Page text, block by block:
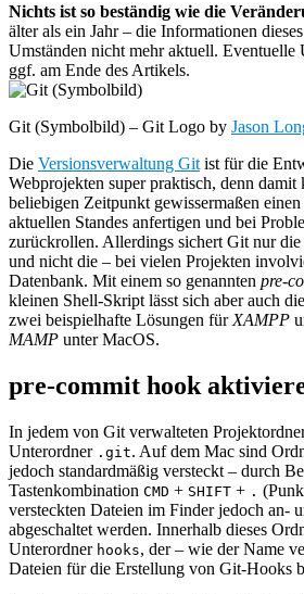
Nichts ist so beständig wie die
älter als ein Jahr – die Informationen
Umständen nicht mehr aktuell. Eventuelle
ggf. am Ende des Artikels.
Git (Symbolbild) – Git Logo by Jason
Die Versionsverwaltung Git ist für die
Webprojekten super praktisch, denn damit
beliebigen Zeitpunkt gewissermaßen einen
aktuellen Standes anfertigen und bei
zurückrollen. Allerdings sichert Git nur
und nicht die – bei vielen Projekten
Datenbank. Mit einem so genannten pre-
kleinen Shell-Skript lässt sich aber auch
zwei beispielhafte Lösungen für XAMPP
MAMP unter MacOS.
pre-commit hook
In jedem von Git verwalteten
Unterordner .git. Auf dem Mac sind
jedoch standardmäßig versteckt – durch
Tastenkombination CMD + SHIFT + .
versteckten Dateien im Finder jedoch an-
abgeschaltet werden. Innerhalb dieses
Unterordner hooks, der – wie der Name
Dateien für die Erstellung von Git-Hooks